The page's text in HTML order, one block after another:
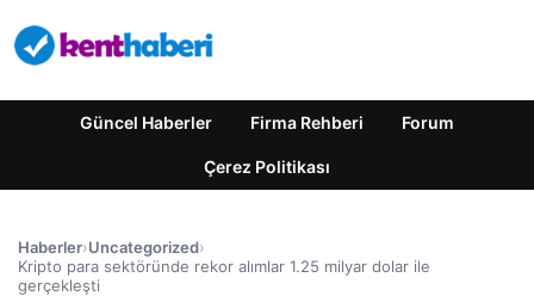
Güncel Haberler Firma Rehberi Forum
Çerez Politikası
Haberler›Uncategorized›
Kripto para sektöründe rekor alımlar 1.25 milyar dolar ile
gerçekleşti